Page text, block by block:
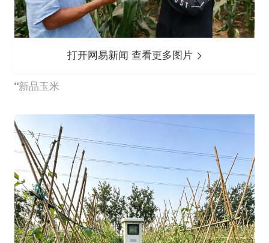
打开网易新闻 查看更多图片
新品玉米